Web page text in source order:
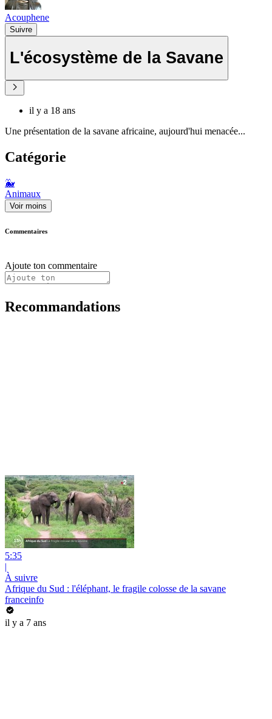
Acouphene
Suivre
L'écosystème de la Savane
il y a 18 ans
Une présentation de la savane africaine, aujourd'hui menacée...
Catégorie
🐳
Animaux
Voir moins
Commentaires
Ajoute ton commentaire
Recommandations
5:35
|
À suivre
Afrique du Sud : l'éléphant, le fragile colosse de la savane
franceinfo
il y a 7 ans